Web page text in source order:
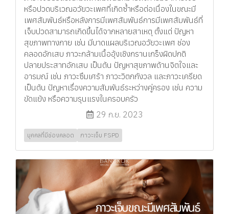
หรือปวดบริเวณอวัยวะเพศที่เกิดซ้ำหรือต่อเนื่องในขณะมี
เพศสัมพันธ์หรือหลังการมีเพศสัมพันธ์การมีเพศสัมพันธ์ที่
เจ็บปวดสามารถเกิดขึ้นได้จากหลายสาเหตุ ตั้งแต่ ปัญหา
สุขภาพทางกาย เช่น มีบาดแผลบริเวณอวัยวะเพศ ช่อง
คลอดอักเสบ ภาวะกล้ามเนื้ออุ้งเชิงกรานเกร็งผิดปกติ
ปลายประสาทอักเสบ เป็นต้น ปัญหาสุขภาพด้านจิตใจและ
อารมณ์ เช่น ภาวะซึมเศร้า ภาวะวิตกกังวล และภาวะเครียด
เป็นต้น ปัญหาเรื่องความสัมพันธ์ระหว่างคู่ครอง เช่น ความ
ขัดแย้ง หรือความรุนแรงในครอบครัว
29 ก.ย. 2023
บุคคลที่มีช่องคลอด ภาวะเจ็บ FSPD